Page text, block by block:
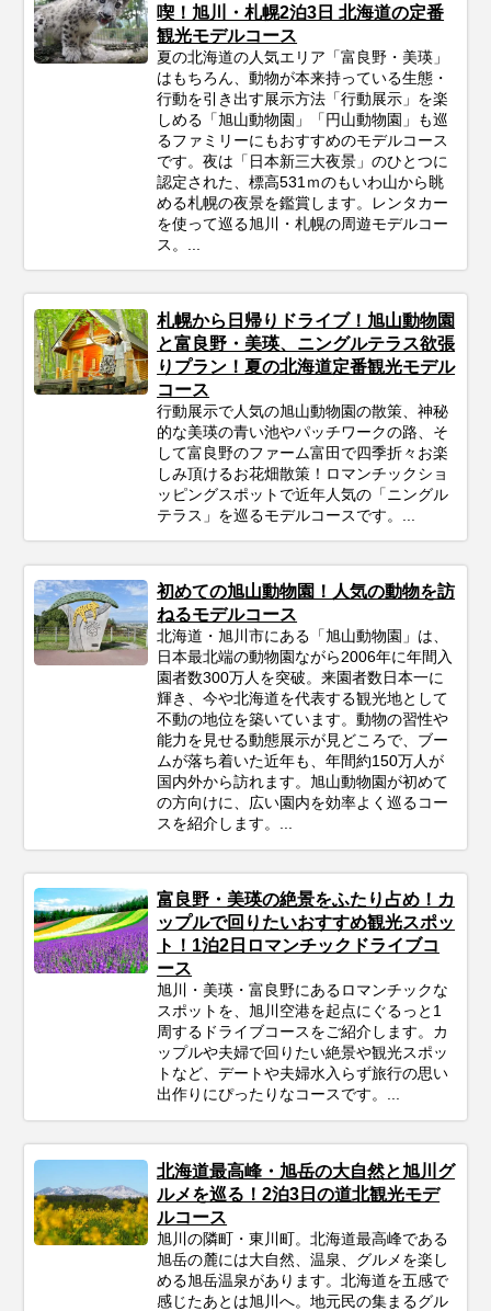
喫！旭川・札幌2泊3日 北海道の定番
観光モデルコース
夏の北海道の人気エリア「富良野・美瑛」
はもちろん、動物が本来持っている生態・
行動を引き出す展示方法「行動展示」を楽
しめる「旭山動物園」「円山動物園」も巡
るファミリーにもおすすめのモデルコース
です。夜は「日本新三大夜景」のひとつに
認定された、標高531ｍのもいわ山から眺
める札幌の夜景を鑑賞します。レンタカー
を使って巡る旭川・札幌の周遊モデルコー
ス。...
札幌から日帰りドライブ！旭山動物園
と富良野・美瑛、ニングルテラス欲張
りプラン！夏の北海道定番観光モデル
コース
行動展示で人気の旭山動物園の散策、神秘
的な美瑛の青い池やパッチワークの路、そ
して富良野のファーム富田で四季折々お楽
しみ頂けるお花畑散策！ロマンチックショ
ッピングスポットで近年人気の「ニングル
テラス」を巡るモデルコースです。...
初めての旭山動物園！人気の動物を訪
ねるモデルコース
北海道・旭川市にある「旭山動物園」は、
日本最北端の動物園ながら2006年に年間入
園者数300万人を突破。来園者数日本一に
輝き、今や北海道を代表する観光地として
不動の地位を築いています。動物の習性や
能力を見せる動態展示が見どころで、ブー
ムが落ち着いた近年も、年間約150万人が
国内外から訪れます。旭山動物園が初めて
の方向けに、広い園内を効率よく巡るコー
スを紹介します。...
富良野・美瑛の絶景をふたり占め！カ
ップルで回りたいおすすめ観光スポッ
ト！1泊2日ロマンチックドライブコ
ース
旭川・美瑛・富良野にあるロマンチックな
スポットを、旭川空港を起点にぐるっと1
周するドライブコースをご紹介します。カ
ップルや夫婦で回りたい絶景や観光スポッ
トなど、デートや夫婦水入らず旅行の思い
出作りにぴったりなコースです。...
北海道最高峰・旭岳の大自然と旭川グ
ルメを巡る！2泊3日の道北観光モデ
ルコース
旭川の隣町・東川町。北海道最高峰である
旭岳の麓には大自然、温泉、グルメを楽し
める旭岳温泉があります。北海道を五感で
感じたあとは旭川へ。地元民の集まるグル